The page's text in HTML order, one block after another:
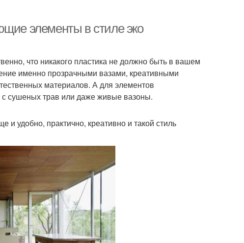
элементы в стиле эко
что никакого пластика не должно быть в вашем
именно прозрачными вазами, креативными
материалов. А для элементов
с сушеных трав или даже живые вазоны.
и удобно, практично, креативно и такой стиль